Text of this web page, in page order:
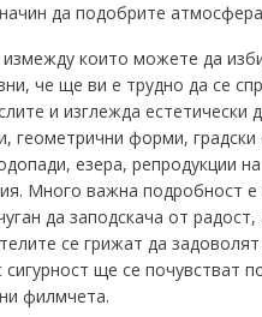
да подобрите
които можете да
че ще ви е трудно да се
и изглежда
геометрични форми,
езера, репродукции
Много важна подробност е
да заподскача от
се грижат да
ще се почувстват
филмчета.